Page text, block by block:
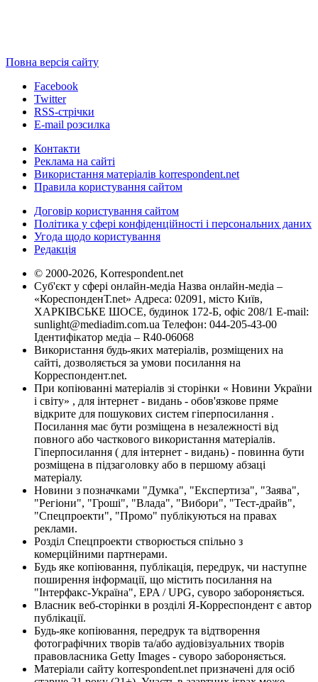
Повна версія сайту
Facebook
Twitter
RSS-стрічки
E-mail розсилка
Контакти
Реклама на сайті
Використання матеріалів korrespondent.net
Правила користування сайтом
Договір користування сайтом
Політика у сфері конфіденційності і персональних даних
Угода щодо користування
Редакція
© 2000-2026, Korrespondent.net
Суб'єкт у сфері онлайн-медіа Назва онлайн-медіа –
«КореспонденТ.net» Адреса: 02091, місто Київ,
ХАРКІВСЬКЕ ШОСЕ, будинок 172-Б, офіс 208/1 E-mail:
sunlight@mediadim.com.ua Телефон: 044-205-43-00
Ідентифікатор медіа – R40-06068
Використання будь-яких матеріалів, розміщених на
сайті, дозволяється за умови посилання на
Корреспондент.net.
При копіюванні матеріалів зі сторінки « Новини України
і світу» , для інтернет - видань - обов'язкове пряме
відкрите для пошукових систем гіперпосилання .
Посилання має бути розміщена в незалежності від
повного або часткового використання матеріалів.
Гіперпосилання ( для інтернет - видань) - повинна бути
розміщена в підзаголовку або в першому абзаці
матеріалу.
Новини з позначками "Думка", "Експертиза", "Заява",
"Регіони", "Гроші", "Влада", "Вибори", "Тест-драйв",
"Спецпроекти", "Промо" публікуються на правах
реклами.
Розділ Спецпроекти створюється спільно з
комерційними партнерами.
Будь яке копіювання, публікація, передрук, чи наступне
поширення інформації, що містить посилання на
"Інтерфакс-Україна", EPA / UPG, суворо забороняється.
Власник веб-сторінки в розділі Я-Корреспондент є автор
публікації.
Будь-яке копіювання, передрук та відтворення
фотографічних творів та/або аудіовізуальних творів
правовласника Getty Images - суворо забороняється.
Матеріали сайту korrespondent.net призначені для осіб